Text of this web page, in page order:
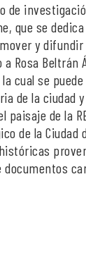
de
que se
y difundir
Rosa Beltrán
la cual se
de la ciudad
de la
de la Ciudad